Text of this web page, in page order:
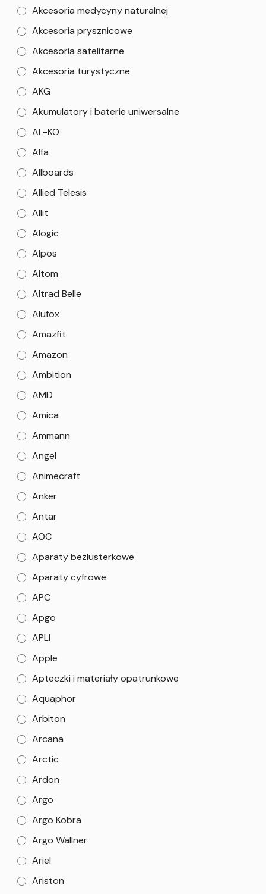
Akcesoria medycyny naturalnej
Akcesoria prysznicowe
Akcesoria satelitarne
Akcesoria turystyczne
AKG
Akumulatory i baterie uniwersalne
AL-KO
Alfa
Allboards
Allied Telesis
Allit
Alogic
Alpos
Altom
Altrad Belle
Alufox
Amazfit
Amazon
Ambition
AMD
Amica
Ammann
Angel
Animecraft
Anker
Antar
AOC
Aparaty bezlusterkowe
Aparaty cyfrowe
APC
Apgo
APLI
Apple
Apteczki i materiały opatrunkowe
Aquaphor
Arbiton
Arcana
Arctic
Ardon
Argo
Argo Kobra
Argo Wallner
Ariel
Ariston